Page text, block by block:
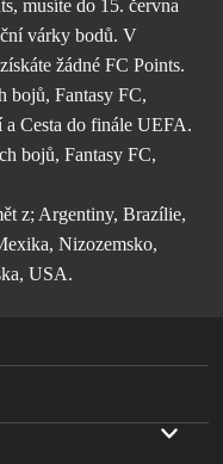
musíte do 15. června
várky bodů. V
žádné FC Points.
bojů, Fantasy FC,
Cesta do finále UEFA.
bojů, Fantasy FC,
z; Argentiny, Brazílie,
Nizozemsko,
USA.